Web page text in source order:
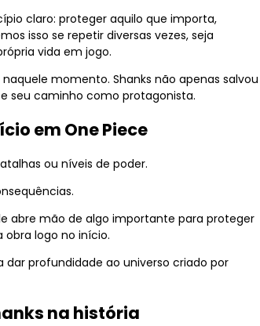
claro: proteger aquilo que importa,
isso se repetir diversas vezes, seja
vida em jogo.
momento. Shanks não apenas salvou
seu caminho como protagonista.
em One Piece
ou níveis de poder.
abre mão de algo importante para proteger
logo no início.
dar profundidade ao universo criado por
na história